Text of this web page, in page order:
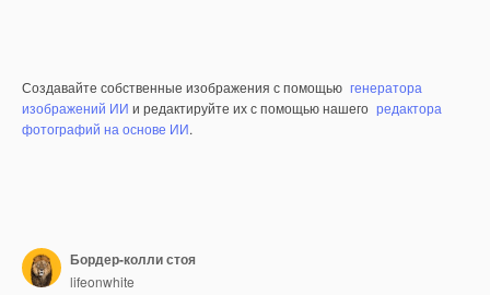
Создавайте собственные изображения с помощью генератора
изображений ИИ и редактируйте их с помощью нашего редактора
фотографий на основе ИИ.
Бордер-колли стоя
lifeonwhite